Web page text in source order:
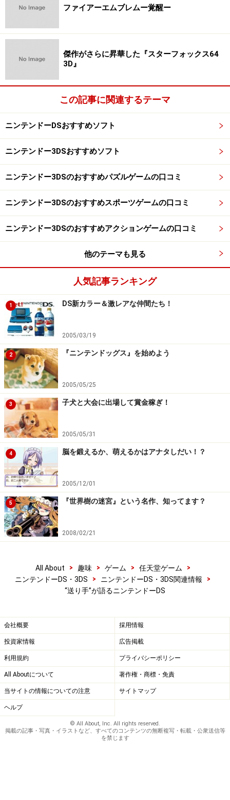
きなくては、ニンテンドーDSは失敗！というくらい、強
い決意をもって取り組んできました。
渋谷駅周辺で見かけたニンテンドーDSの巨大な広告。車体全面に
ニンテンドーDSの広告を張ったJR山手線も走っちゃうなど、広告
萩島： おかげさまで発売日までに、流通さんからの受
台を大きく上回りました（注3）。国内での初回出荷は57
万台で、発売日から4日間で店頭消化率は約90％にまで
達しました。ですから、一部のメディアでは「51万3000
台が売れた」と掲載いただいたんですね（笑）。
たにクラブニンテンドー（注4）
の会員になる人も大勢い
らっしゃったのでは？
萩島：クラブニンテンドーの会員構成に大きな変化が
ありました。ニンテンドーDSの発売後、女性の方の比率
は22％と以前よりも7％アップし、19歳以上の方の比率
は59％と以前よりも10％もアップしたんです。
───どのデータを見ても、スタートダッシュは絶好調だ
ったようですね！
萩島：ただ、ニンテンドーDSはまだまだスタートを切
ったばかりです。これからも一人でも多くの方にニンテ
ンドーDSを楽しんでいただくため、さまざまなPR活動
を展開していきます！
（注1）「ファミコンミニ」＝ファミコンの名作をゲームボーイアド
バンスで復活させたシリーズ。ファミコン生誕20周年にあたって昨
（注2）「ニンテンドーワールド Touch! DS」＝昨年11月に、全国5
都市で開催されたゲームイベント。発売前のニンテンドーDSをいち
早く体験することができた。
ら280万台に上方修正し、今期中（2005年3月まで）に500万台を出荷
予定。
（注4）「クラブニンテンドー」＝任天堂ゲーム機の本体やソフトに
同梱されているシリアルナンバーを登録すると、ポイントに応じて
オリジナルグッズと交換できる無料のマイレージサービス。
1│2│ 3│4
ファイアーエムブレムー覚醒ー
傑作がさらに昇華した『スターフォックス64
3D』
この記事に関連するテーマ
ニンテンドーDSおすすめソフト
ニンテンドー3DSおすすめソフト
ニンテンドー3DSのおすすめパズルゲームの口コミ
ニンテンドー3DSのおすすめスポーツゲームの口コミ
ニンテンドー3DSのおすすめアクションゲームの口コミ
他のテーマも見る
人気記事ランキング
1 DS新カラー＆激レアな仲間たち！
2005/03/19
2 『ニンテンドッグス』を始めよう
2005/05/25
3 子犬と大会に出場して賞金稼ぎ！
2005/05/31
4 脳を鍛えるか、萌えるかはアナタしだい！？
2005/12/01
5 『世界樹の迷宮』という名作、知ってます？
2008/02/21
All About > 趣味 > ゲーム > 任天堂ゲーム
>
ニンテンドーDS・3DS
> ニンテンドーDS・3DS関連情報
>
“送り手”が語るニンテンドーDS
会社概要 採用情報
投資家情報 広告掲載
利用規約 プライバシーポリシー
All Aboutについて 著作権・商標・免責
当サイトの情報についての注意 サイトマップ
ヘルプ
© All About, Inc. All rights reserved.
掲載の記事・写真・イラストなど、すべてのコンテンツの無断複写・転載・公衆送信等
を禁じます